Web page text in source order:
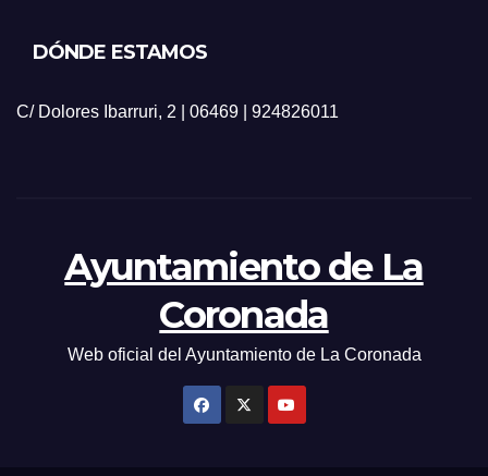
DÓNDE ESTAMOS
C/ Dolores Ibarruri, 2 | 06469 | 924826011
Ayuntamiento de La
Coronada
Web oficial del Ayuntamiento de La Coronada